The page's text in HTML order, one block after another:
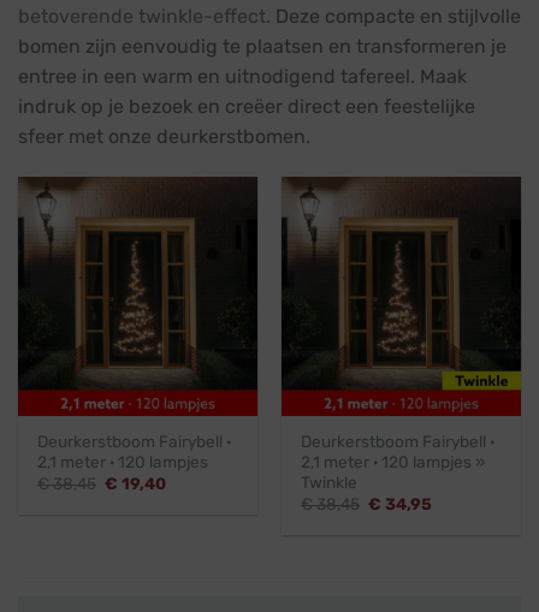
betoverende twinkle-effect. Deze compacte en stijlvolle
bomen zijn eenvoudig te plaatsen en transformeren je
entree in een warm en uitnodigend tafereel. Maak
indruk op je bezoek en creëer direct een feestelijke
sfeer met onze deurkerstbomen.
Deurkerstboom Fairybell ·
2,1 meter · 120 lampjes
€38,45 Oorspronkelijke
€ 19,40Huidige
Deurkerstboom Fairybell ·
2,1 meter · 120 lampjes »
Twinkle
€38,45 Oorspronkelijke
€ 34,95